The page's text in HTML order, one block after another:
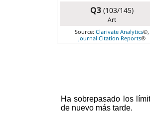
Q3(103/145)
Art
Source: Clarivate Analytics©,
Journal Citation Reports®